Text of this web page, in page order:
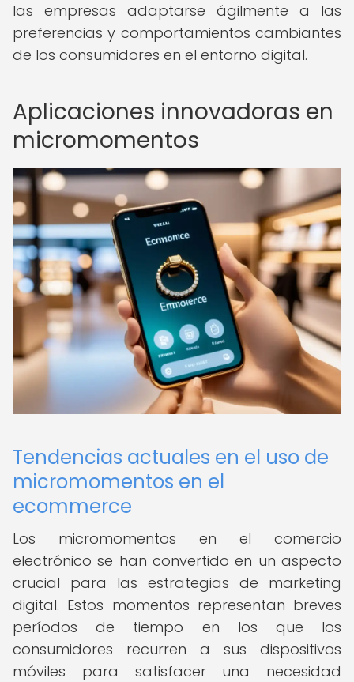
las empresas adaptarse ágilmente a las
preferencias y comportamientos cambiantes
de los consumidores en el entorno digital.
Aplicaciones innovadoras en
micromomentos
Tendencias actuales en el uso de
micromomentos en el
ecommerce
Los micromomentos en el comercio
electrónico se han convertido en un aspecto
crucial para las estrategias de marketing
digital. Estos momentos representan breves
períodos de tiempo en los que los
consumidores recurren a sus dispositivos
móviles para satisfacer una necesidad